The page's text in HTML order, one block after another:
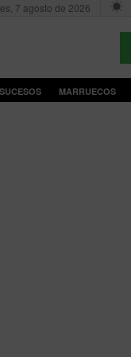
7 agosto de 2026
MARRUECOS